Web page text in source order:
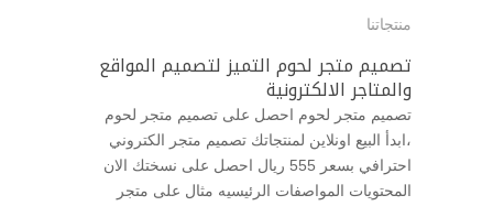
منتجاتنا
تصميم متجر لحوم التميز لتصميم المواقع
والمتاجر الالكترونية
تصميم متجر لحوم احصل على تصميم متجر لحوم
،ابدأ البيع اونلاين لمنتجاتك تصميم متجر الكتروني
احترافي بسعر 555 ريال احصل على نسختك الان
المحتويات المواصفات الرئيسيه مثال على متجر